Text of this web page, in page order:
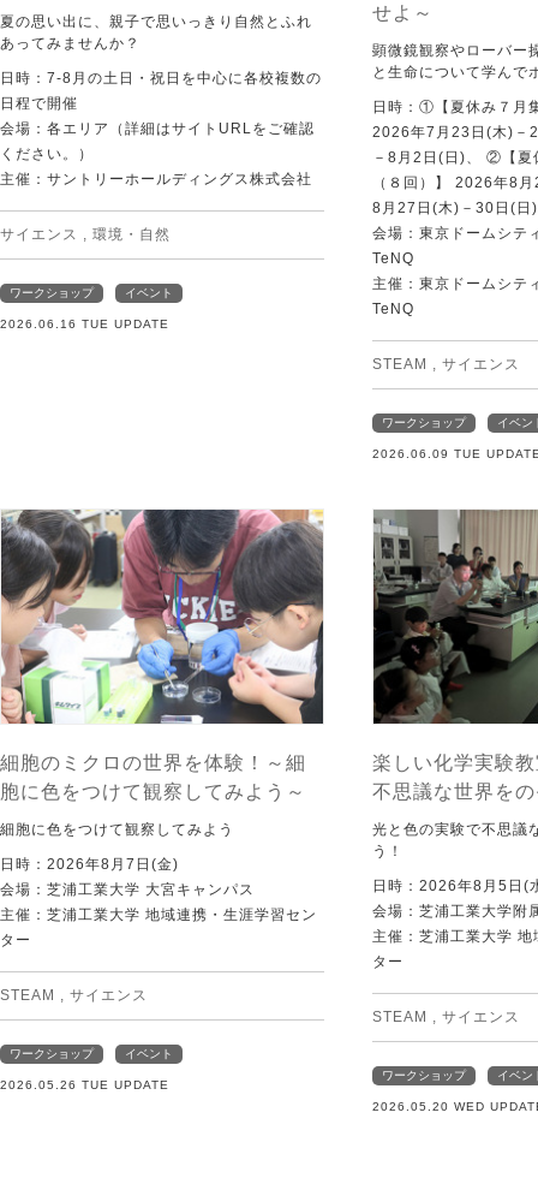
夏の思い出に、親子で思いっきり自然とふれ
あってみませんか？
日時：7-8月の土日・祝日を中心に各校複数の
日程で開催
会場：各エリア（詳細はサイトURLをご確認
ください。）
主催：サントリーホールディングス株式会社
サイエンス 環境・自然
ワークショップ イベント
2026.06.16 TUE UPDATE
せよ～
顕微鏡観察やローバー
と生命について学んで
日時：①【夏休み７月
2026年7月23日(木)－
－8月2日(日)、 ②【夏
（８回）】 2026年8
8月27日(木)－30日(日)
会場：東京ドームシ
TeNQ
主催：東京ドームシ
TeNQ
STEAM サイエンス
ワークショップ イベン
2026.06.09 TUE
細胞のミクロの世界を体験！～細
胞に色をつけて観察してみよう～
細胞に色をつけて観察してみよう
日時：2026年8月7日(金)
会場：芝浦工業大学 大宮キャンパス
主催：芝浦工業大学 地域連携・生涯学習セン
ター
STEAM サイエンス
ワークショップ イベント
2026.05.26 TUE UPDATE
楽しい化学実験
不思議な世界を
光と色の実験で不思議
う！
日時：2026年8月5日(
会場：芝浦工業大学附
主催：芝浦工業大学
ター
STEAM サイエンス
ワークショップ イベン
2026.05.20 WED